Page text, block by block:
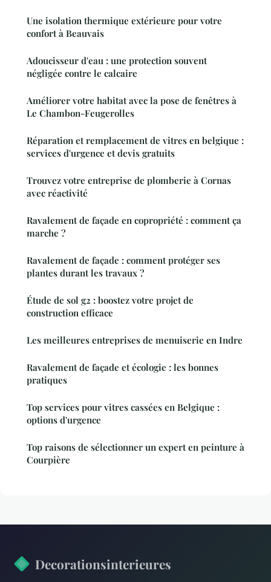
Une isolation thermique extérieure pour votre
confort à Beauvais
Adoucisseur d'eau : une protection souvent
négligée contre le calcaire
Améliorer votre habitat avec la pose de fenêtres à
Le Chambon-Feugerolles
Réparation et remplacement de vitres en belgique :
services d'urgence et devis gratuits
Trouvez votre entreprise de plomberie à Cornas
avec réactivité
Ravalement de façade en copropriété : comment ça
marche ?
Ravalement de façade : comment protéger ses
plantes durant les travaux ?
Étude de sol g2 : boostez votre projet de
construction efficace
Les meilleures entreprises de menuiserie en Indre
Ravalement de façade et écologie : les bonnes
pratiques
Top services pour vitres cassées en Belgique :
options d'urgence
Top raisons de sélectionner un expert en peinture à
Courpière
Decorationsinterieures